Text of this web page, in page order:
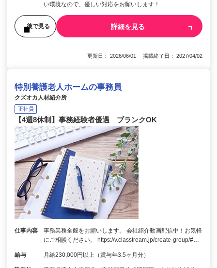
い環境なので、優しい対応をお願いします！
後で見る 詳細を見る
更新日： 2026/06/01 掲載終了日： 2027/04/02
特別養護老人ホームの事務員
クズオカ人材紹介所
正社員
【4週8休制】事務経験者優遇 ブランクOK
仕事内容
事務業務全般をお願いします。 会社紹介動画配信中！お気軽
にご相談ください。 https://v.classtream.jp/create-group/#…
給与 月給230,000円以上（賞与年3.5ヶ月分）